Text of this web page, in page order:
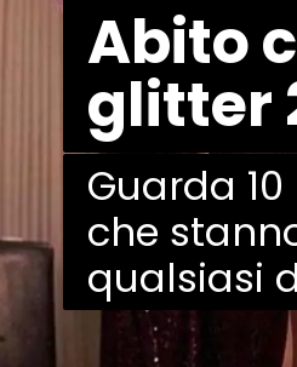
Abito
glitter
Abito
glitter
Guarda
che
qualsiasi
Guarda
che
qualsiasi